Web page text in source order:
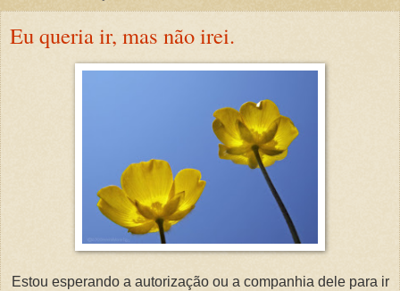
Eu queria ir, mas não irei.
Estou esperando a autorização ou a companhia dele para ir